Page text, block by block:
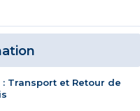
: Transport et Retour de